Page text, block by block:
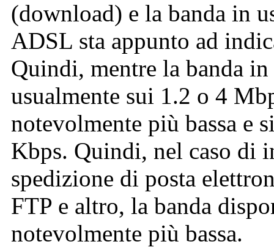
(download) e la banda in
ADSL sta appunto ad
Quindi, mentre la banda
usualmente sui 1.2 o 4
notevolmente più bassa e
Kbps. Quindi, nel caso di
spedizione di posta
FTP e altro, la banda
notevolmente più bassa.